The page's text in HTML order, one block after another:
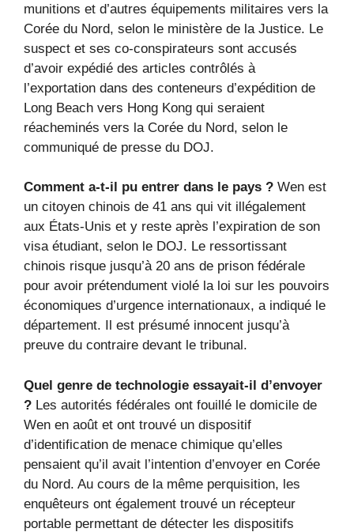
munitions et d’autres équipements militaires vers la
Corée du Nord, selon le ministère de la Justice. Le
suspect et ses co-conspirateurs sont accusés
d’avoir expédié des articles contrôlés à
l’exportation dans des conteneurs d’expédition de
Long Beach vers Hong Kong qui seraient
réacheminés vers la Corée du Nord, selon le
communiqué de presse du DOJ.
Comment a-t-il pu entrer dans le pays ? Wen est
un citoyen chinois de 41 ans qui vit illégalement
aux États-Unis et y reste après l’expiration de son
visa étudiant, selon le DOJ. Le ressortissant
chinois risque jusqu’à 20 ans de prison fédérale
pour avoir prétendument violé la loi sur les pouvoirs
économiques d’urgence internationaux, a indiqué le
département. Il est présumé innocent jusqu’à
preuve du contraire devant le tribunal.
Quel genre de technologie essayait-il d’envoyer
? Les autorités fédérales ont fouillé le domicile de
Wen en août et ont trouvé un dispositif
d’identification de menace chimique qu’elles
pensaient qu’il avait l’intention d’envoyer en Corée
du Nord. Au cours de la même perquisition, les
enquêteurs ont également trouvé un récepteur
portable permettant de détecter les dispositifs